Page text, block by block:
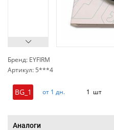
Бренд: EYFIRM
Артикул: 5***4
BG_1 от 1 дн. 1 шт
Аналоги